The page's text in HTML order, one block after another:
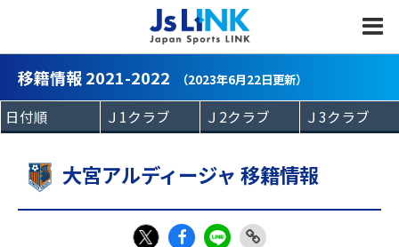
移籍情報 2021-2022 （2023年6月22日更新）
大宮アルディージャ 移籍情報